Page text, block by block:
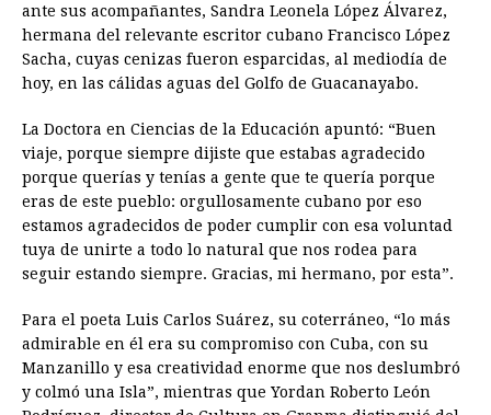
ante sus acompañantes, Sandra Leonela López Álvarez,
hermana del relevante escritor cubano Francisco López
Sacha, cuyas cenizas fueron esparcidas, al mediodía de
hoy, en las cálidas aguas del Golfo de Guacanayabo.
La Doctora en Ciencias de la Educación apuntó: “Buen
viaje, porque siempre dijiste que estabas agradecido
porque querías y tenías a gente que te quería porque
eras de este pueblo: orgullosamente cubano por eso
estamos agradecidos de poder cumplir con esa voluntad
tuya de unirte a todo lo natural que nos rodea para
seguir estando siempre. Gracias, mi hermano, por esta”.
Para el poeta Luis Carlos Suárez, su coterráneo, “lo más
admirable en él era su compromiso con Cuba, con su
Manzanillo y esa creatividad enorme que nos deslumbró
y colmó una Isla”, mientras que Yordan Roberto León